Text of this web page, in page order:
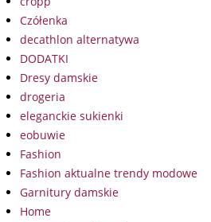
Czółenka
decathlon alternatywa
DODATKI
Dresy damskie
drogeria
eleganckie sukienki
eobuwie
Fashion
Fashion aktualne trendy modowe
Garnitury damskie
Home